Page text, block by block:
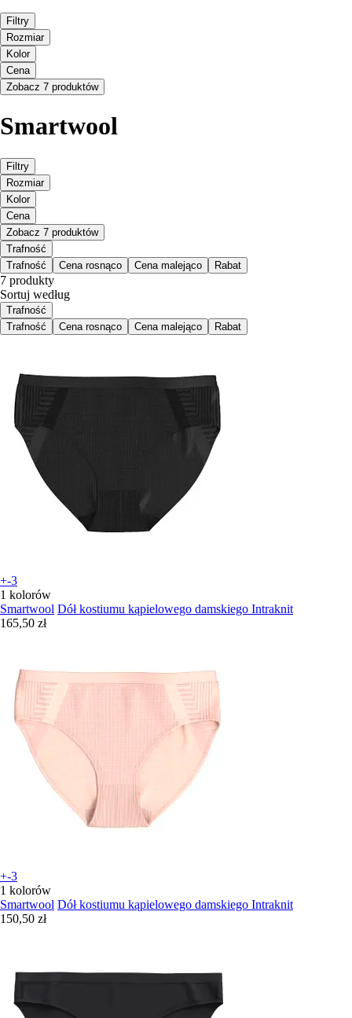
Filtry
Rozmiar
Kolor
Cena
Zobacz 7 produktów
Smartwool
Filtry
Rozmiar
Kolor
Cena
Zobacz 7 produktów
Trafność
Trafność
Cena rosnąco Cena malejąco Rabat
7 produkty
Sortuj według
Trafność
Trafność
Cena rosnąco Cena malejąco Rabat
+-3
1 kolorów
Smartwool Dół kostiumu kąpielowego damskiego Intraknit
165,50 zł
+-3
1 kolorów
Smartwool Dół kostiumu kąpielowego damskiego Intraknit
150,50 zł